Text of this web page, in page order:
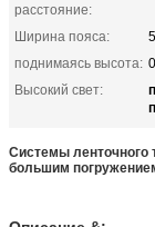
расстояние:
Ширина пояса:
поднимаясь высота:
Высокий свет:
Системы ленточного
большим